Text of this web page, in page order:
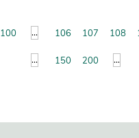
100 ... 106 107 108
... 150 200 ...